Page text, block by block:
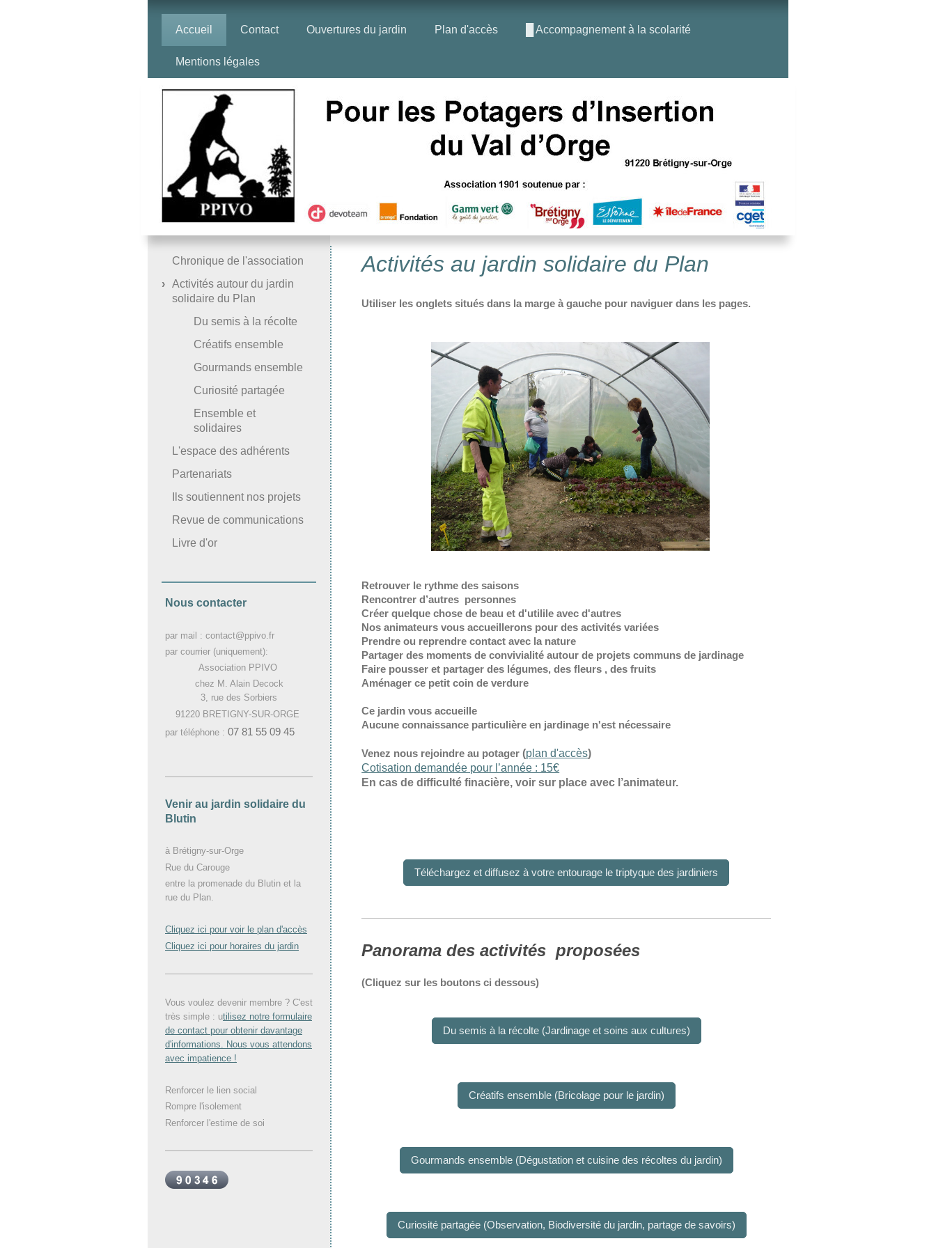
Accueil Contact Ouvertures du jardin Plan d'accès █ Accompagnement à la scolarité
Mentions légales
Activités au jardin solidaire du Plan
Utiliser les onglets situés dans la marge à gauche pour naviguer dans les pages.
Retrouver le rythme des saisons
Rencontrer d’autres personnes
Créer quelque chose de beau et d'utilile avec d'autres
Nos animateurs vous accueillerons pour des activités variées
Prendre ou reprendre contact avec la nature
Partager des moments de convivialité autour de projets communs de jardinage
Faire pousser et partager des légumes, des fleurs , des fruits
Aménager ce petit coin de verdure
Ce jardin vous accueille
Aucune connaissance particulière en jardinage n'est nécessaire
Venez nous rejoindre au potager(plan d'accès)
Cotisation demandée pour l’année : 15€
En cas de difficulté finacière, voir sur place avec l’animateur.
Téléchargez et diffusez à votre entourage le triptyque des jardiniers
Panorama des activités proposées
(Cliquez sur les boutons ci dessous)
Du semis à la récolte (Jardinage et soins aux cultures)
Créatifs ensemble (Bricolage pour le jardin)
Gourmands ensemble (Dégustation et cuisine des récoltes du jardin)
Curiosité partagée (Observation, Biodiversité du jardin, partage de savoirs)
Chronique de l'association
Activités autour du jardin
solidaire du Plan
Du semis à la récolte
Créatifs ensemble
Gourmands ensemble
Curiosité partagée
Ensemble et
solidaires
L'espace des adhérents
Partenariats
Ils soutiennent nos projets
Revue de communications
Livre d'or
Nous contacter
par mail : contact@ppivo.fr
par courrier (uniquement):
Association PPIVO
chez M. Alain Decock
3, rue des Sorbiers
91220 BRETIGNY-SUR-ORGE
par téléphone : 07 81 55 09 45
Venir au jardin solidaire du
Blutin
à Brétigny-sur-Orge
Rue du Carouge
entre la promenade du Blutin et la
rue du Plan.
Cliquez ici pour voir le plan d'accès
Cliquez ici pour horaires du jardin
Vous voulez devenir membre ? C'est
très simple : utilisez notre formulaire
de contact pour obtenir davantage
d'informations. Nous vous attendons
avec impatience !
Renforcer le lien social
Rompre l'isolement
Renforcer l'estime de soi